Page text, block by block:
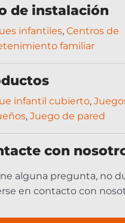
de instalación
infantiles, Centros de
familiar
infantil cubierto,
, Juego de pared
con
alguna pregunta, no
en contacto con